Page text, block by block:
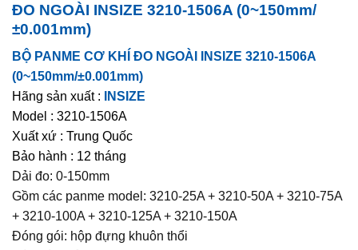
ĐO NGOÀI INSIZE 3210-1506A (0~150mm/
±0.001mm)
BỘ PANME CƠ KHÍ ĐO NGOÀI INSIZE 3210-1506A
(0~150mm/±0.001mm)
Hãng sản xuất :
INSIZE
Model : 3210-1506A
Xuất xứ : Trung Quốc
Bảo hành : 12 tháng
Dải đo: 0-150mm
Gồm các panme model: 3210-25A + 3210-50A + 3210-75A
+ 3210-100A + 3210-125A + 3210-150A
Đóng gói: hộp đựng khuôn thổi